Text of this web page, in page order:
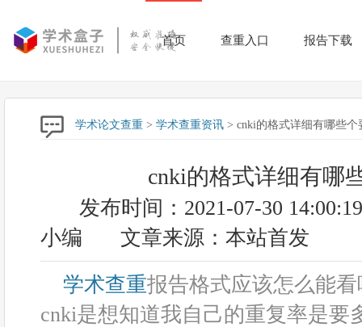
首页 查重入口 报告下载
学术论文查重 > 学术查重资讯 > cnki的格式详细有哪些个
cnki的格式详细有哪
发布时间：2021-07-30 14:00:19
小编
文章来源：本站首发
学术查重报告格式应该怎么能
cnki是想知道我自己的重复率是要